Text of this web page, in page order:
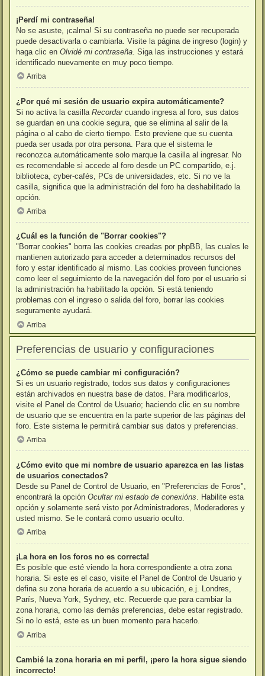
¡Perdí mi contraseña!
No se asuste, ¡calma! Si su contraseña no puede ser recuperada
puede desactivarla o cambiarla. Visite la página de ingreso (login) y
haga clic en Olvidé mi contraseña . Siga las instrucciones y estará
identificado nuevamente en muy poco tiempo.
Arriba
¿Por qué mi sesión de usuario expira automáticamente?
Si no activa la casilla Recordarcuando ingresa al foro, sus datos
se guardan en una cookie segura, que se elimina al salir de la
página o al cabo de cierto tiempo. Esto previene que su cuenta
pueda ser usada por otra persona. Para que el sistema le
reconozca automáticamente solo marque la casilla al ingresar. No
es recomendable si accede al foro desde un PC compartido, e.j.
biblioteca, cyber-cafés, PCs de universidades, etc. Si no ve la
casilla, significa que la administración del foro ha deshabilitado la
opción.
Arriba
¿Cuál es la función de "Borrar cookies"?
"Borrar cookies" borra las cookies creadas por phpBB, las cuales le
mantienen autorizado para acceder a determinados recursos del
foro y estar identificado al mismo. Las cookies proveen funciones
como leer el seguimiento de la navegación del foro por el usuario si
la administración ha habilitado la opción. Si está teniendo
problemas con el ingreso o salida del foro, borrar las cookies
seguramente ayudará.
Arriba
Preferencias de usuario y configuraciones
¿Cómo se puede cambiar mi configuración?
Si es un usuario registrado, todos sus datos y configuraciones
están archivados en nuestra base de datos. Para modificarlos,
visite el Panel de Control de Usuario; haciendo clic en su nombre
de usuario que se encuentra en la parte superior de las páginas del
foro. Este sistema le permitirá cambiar sus datos y preferencias.
Arriba
¿Cómo evito que mi nombre de usuario aparezca en las listas
de usuarios conectados?
Desde su Panel de Control de Usuario, en "Preferencias de Foros",
encontrará la opción Ocultar mi estado de conexións . Habilite esta
opción y solamente será visto por Administradores, Moderadores y
usted mismo. Se le contará como usuario oculto.
Arriba
¡La hora en los foros no es correcta!
Es posible que esté viendo la hora correspondiente a otra zona
horaria. Si este es el caso, visite el Panel de Control de Usuario y
defina su zona horaria de acuerdo a su ubicación, e.j. Londres,
París, Nueva York, Sydney, etc. Recuerde que para cambiar la
zona horaria, como las demás preferencias, debe estar registrado.
Si no lo está, este es un buen momento para hacerlo.
Arriba
Cambié la zona horaria en mi perfil, ¡pero la hora sigue siendo
incorrecto!